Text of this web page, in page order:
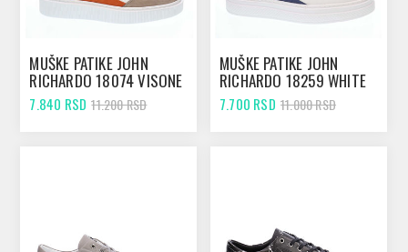
MUŠKE PATIKE JOHN
RICHARDO 18074 VISONE
7.840 RSD 11.200 RSD
MUŠKE PATIKE JOHN
RICHARDO 18259 WHITE
7.700 RSD 11.000 RSD